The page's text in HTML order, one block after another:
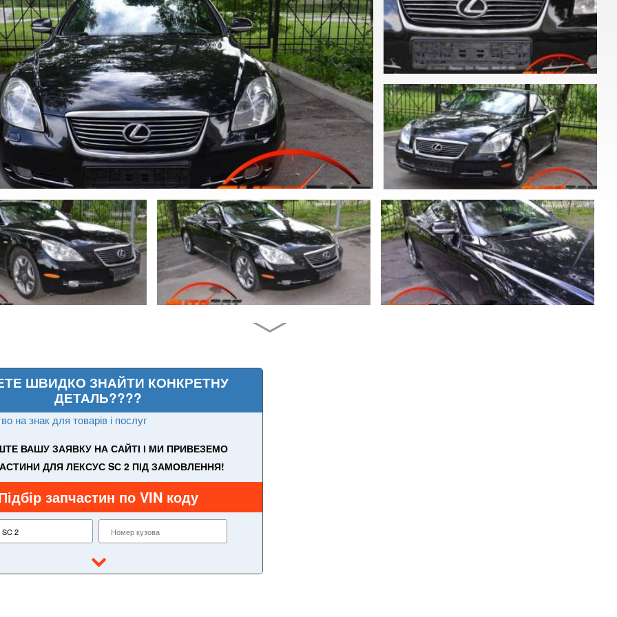
ШВИДКО ЗНАЙТИ КОНКРЕТНУ
ДЕТАЛЬ????
на знак для товарів і послуг
ВАШУ ЗАЯВКУ НА САЙТІ І МИ ПРИВЕЗЕМО
ДЛЯ ЛЕКСУС SС 2 ПІД ЗАМОВЛЕННЯ!
запчастин по VIN коду